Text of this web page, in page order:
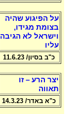
על הפיגוע שהיה
בצומת מגידו,
וישראל לא הגיבה
עליו
כ"ב בסיון/ 11.6.23
יצר הרע – זו
תאווה
כ"א באדר/ 14.3.23